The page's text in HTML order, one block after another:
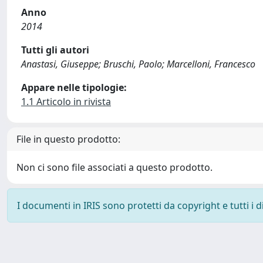
Anno
2014
Tutti gli autori
Anastasi, Giuseppe; Bruschi, Paolo; Marcelloni, Francesco
Appare nelle tipologie:
1.1 Articolo in rivista
File in questo prodotto:
Non ci sono file associati a questo prodotto.
I documenti in IRIS sono protetti da copyright e tutti i